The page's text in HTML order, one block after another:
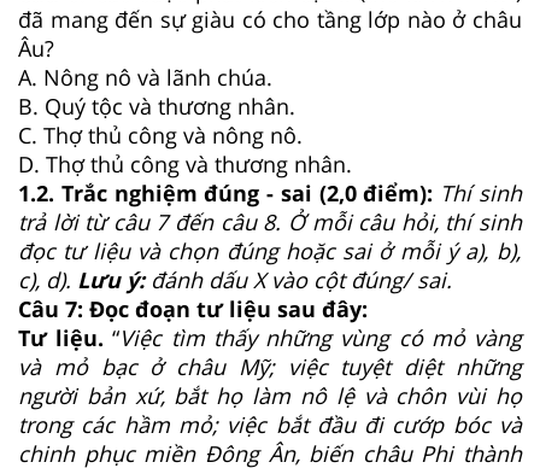
đã mang đến sự giàu có cho tầng lớp nào ở châu
Âu?
A. Nông nô và lãnh chúa.
B. Quý tộc và thương nhân.
C. Thợ thủ công và nông nô.
D. Thợ thủ công và thương nhân.
1.2. Trắc nghiệm đúng - sai (2,0 điểm): Thí sinh
trả lời từ câu 7 đến câu 8. Ở mỗi câu hỏi, thí sinh
đọc tư liệu và chọn đúng hoặc sai ở mỗi ý a), b),
c), d). Lưu ý:đánh dấu X vào cột đúng/ sai.
Câu 7: Đọc đoạn tư liệu sau đây:
Tư liệu.“Việc tìm thấy những vùng có mỏ vàng
và mỏ bạc ở châu Mỹ; việc tuyệt diệt những
người bản xứ, bắt họ làm nô lệ và chôn vùi họ
trong các hầm mỏ; việc bắt đầu đi cướp bóc và
chinh phục miền Đông Ân, biến châu Phi thành